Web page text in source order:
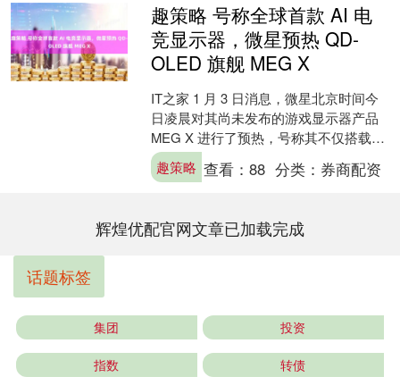
趣策略 号称全球首款 AI 电
竞显示器，微星预热 QD-
OLED 旗舰 MEG X
IT之家 1 月 3 日消息，微星北京时间今
日凌晨对其尚未发布的游戏显示器产品
MEG X 进行了预热，号称其不仅搭载了
新一代 QD-OLED 技术，还是世界首....
趣策略 查看：88 分类： 券商配资
辉煌优配官网文章已加载完成
话题标签
集团 投资
指数 转债